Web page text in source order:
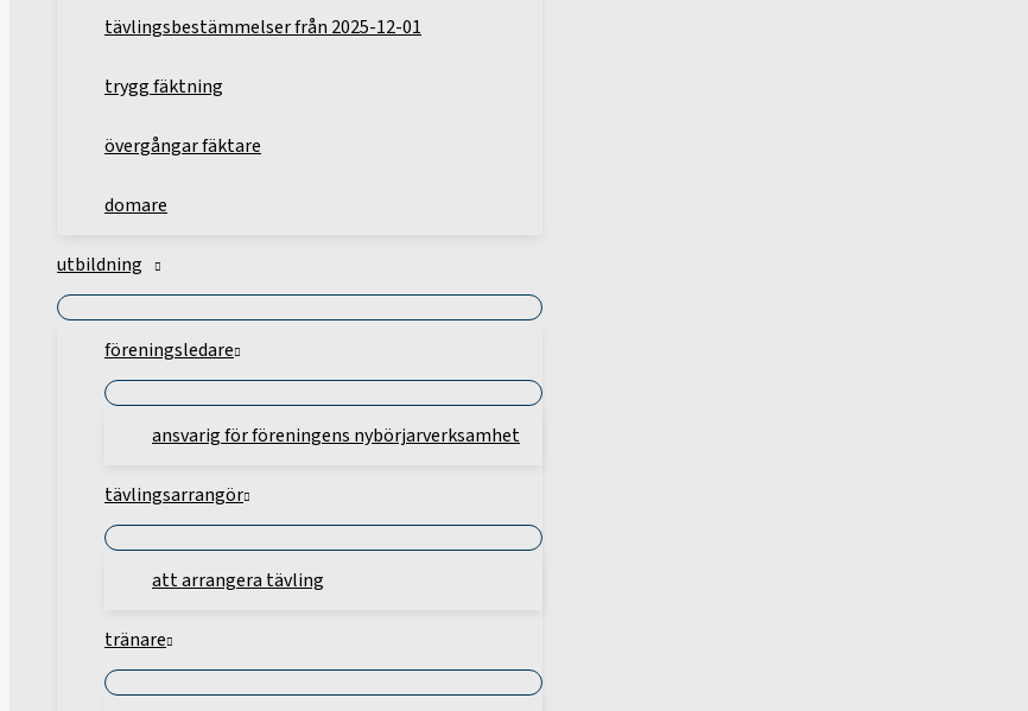
tävlingsbestämmelser från 2025-12-01
trygg fäktning
övergångar fäktare
domare
utbildning
föreningsledare
ansvarig för föreningens nybörjarverksamhet
tävlingsarrangör
att arrangera tävling
tränare